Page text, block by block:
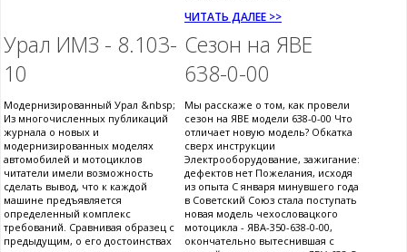
ЧИТАТЬ ДАЛЕЕ >>
Урал ИМЗ - 8.103-
10
Модернизированный Урал &nbsp;
Из многочисленных публикаций
журнала о новых и
модернизированных моделях
автомобилей и мотоциклов
читатели имели возможность
сделать вывод, что к каждой
машине предъявляется
определенный комплекс
требований. Сравнивая образец с
предыдущим, о его достоинствах
Сезон на ЯВЕ
638-0-00
Мы расскаже о том, как провели
сезон на ЯВЕ модели 638-0-00 Что
отличает новую модель? Обкатка
сверх инструкции
Электрооборудование, зажигание:
дефектов нет Пожелания, исходя
из опыта С января минувшего года
в Советский Союз стала поступать
новая модель чехословацкого
мотоцикла - ЯВА-350-638-0-00,
окончательно вытеснившая с